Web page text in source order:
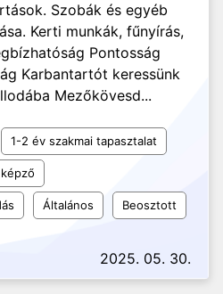
Szobák és egyéb
Kerti munkák, fűnyírás,
Pontosság
Karbantartót keressünk
Mezőkövesd...
1-2 év szakmai tapasztalat
Általános Beosztott
2025. 05. 30.